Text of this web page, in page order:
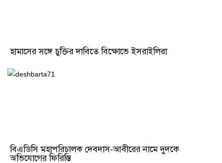
হামাসের সঙ্গে চুক্তির দাবিতে বিক্ষোভে ইসরাইলিরা
বিএডিসি মহাপরিচালক দেবদাস-আবীরের নামে দুদকে
অভিযোগের ফিরিস্তি